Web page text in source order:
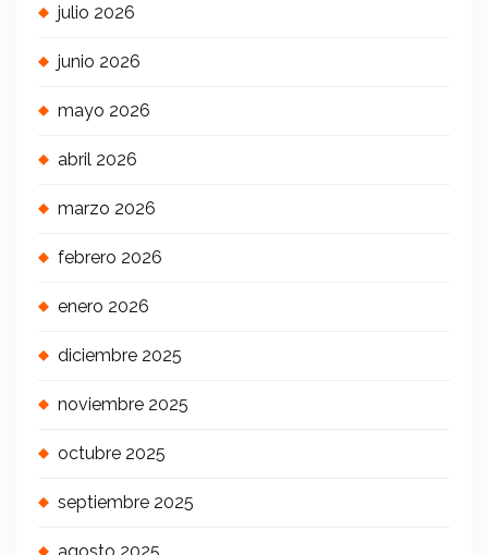
julio 2026
junio 2026
mayo 2026
abril 2026
marzo 2026
febrero 2026
enero 2026
diciembre 2025
noviembre 2025
octubre 2025
septiembre 2025